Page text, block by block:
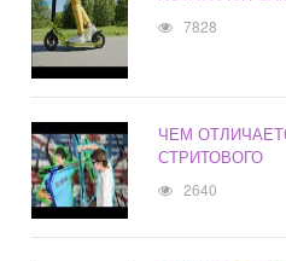
7828
ЧЕМ
СТРИТОВОГО
2640